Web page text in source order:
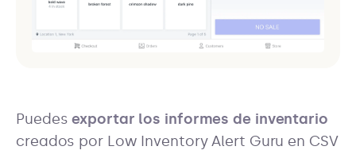
Puedesexportar los informes de inventario
creados por Low Inventory Alert Guru en CSV